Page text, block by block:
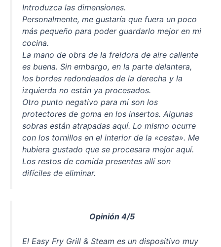
Introduzca las dimensiones.
Personalmente, me gustaría que fuera un poco
más pequeño para poder guardarlo mejor en mi
cocina.
La mano de obra de la freidora de aire caliente
es buena. Sin embargo, en la parte delantera,
los bordes redondeados de la derecha y la
izquierda no están ya procesados.
Otro punto negativo para mí son los
protectores de goma en los insertos. Algunas
sobras están atrapadas aquí. Lo mismo ocurre
con los tornillos en el interior de la «cesta». Me
hubiera gustado que se procesara mejor aquí.
Los restos de comida presentes allí son
difíciles de eliminar.
Opinión 4/5
El Easy Fry Grill & Steam es un dispositivo muy